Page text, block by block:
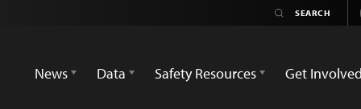
News
Data Safety Resources Get Involved